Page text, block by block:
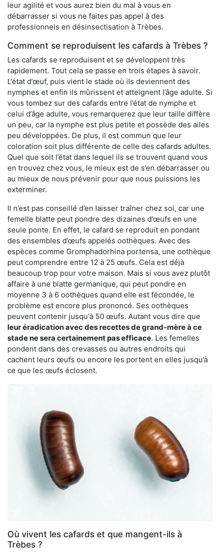
leur agilité et vous aurez bien du mal à vous en
débarrasser si vous ne faites pas appel à des
professionnels en désinsectisation à Trèbes.
Comment se reproduisent les cafards à Trèbes ?
Les cafards se reproduisent et se développent très
rapidement. Tout cela se passe en trois étapes à savoir.
L’état d’œuf, puis vient le stade où ils deviennent des
nymphes et enfin ils mûrissent et atteignent l’âge adulte. Si
vous tombez sur des cafards entre l’état de nymphe et
celui d’âge adulte, vous remarquerez que leur taille diffère
un peu, car la nymphe est plus petite et possède des ailes
peu développées. De plus, il est commun que leur
coloration soit plus différente de celle des cafards adultes.
Quel que soit l’état dans lequel ils se trouvent quand vous
en trouvez chez vous, le mieux est de s’en débarrasser ou
au mieux de nous prévenir pour que nous puissions les
exterminer.
Il n’est pas conseillé d’en laisser traîner chez soi, car une
femelle blatte peut pondre des dizaines d’œufs en une
seule ponte. En effet, le cafard se reproduit en pondant
des ensembles d’œufs appelés oothèques. Avec des
espèces comme Gromphadorhina portensa, une oothèque
peut comprendre entre 12 à 25 œufs. Cela est déjà
beaucoup trop pour votre maison. Mais si vous avez plutôt
affaire à une blatte germanique, qui peut pondre en
moyenne 3 à 6 oothèques quand elle est fécondée, le
problème est encore plus prononcé. Ses oothèques
peuvent contenir jusqu'à 50 œufs. Autant vous dire que
leur éradication avec des recettes de grand-mère à ce
stade ne sera certainement pas efficace. Les femelles
pondent dans des crevasses ou autres endroits qui
cachent leurs œufs ou encore les portent en elles jusqu’à
ce que les œufs éclosent.
Où vivent les cafards et que mangent-ils à
Trèbes ?